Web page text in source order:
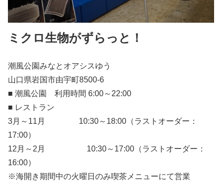
ミクロ生物がずらっと！
潮風公園みなとオアシスゆう
山口県岩国市由宇町8500-6
■ 潮風公園 利用時間 6:00～22:00
■ レストラン
3月～11月 10:30～18:00（ラストオーダー：
17:00）
12月～2月 10:30～17:00（ラストオーダー：
16:00）
※海開き期間中の火曜日のみ喫茶メニューにて営業